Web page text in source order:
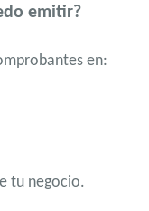
emitir?
en:
tu negocio.